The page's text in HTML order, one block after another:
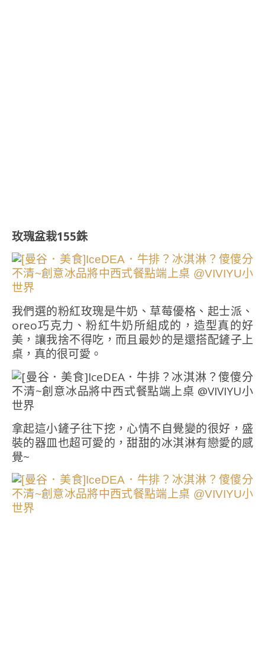
玫瑰盆栽155銖
我們選的粉紅玫瑰是牛奶、草莓優格、起士派、
oreo巧克力、粉紅牛奶所組成的，造型真的好
美，讓我捨不得吃，而且最妙的是還搭配鏟子上
桌，真的很可愛。
拿起這小鏟子往下挖，心情不自覺變的很好，盛
裝的器皿也超可愛的，甜甜的冰淇淋有戀愛的感
覺~